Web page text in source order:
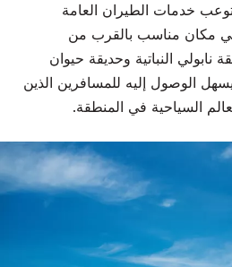
خدمات الطيران العامة
مكان مناسب بالقرب من
نابولي النباتية وحديقة حيوان
الوصول إليه للمسافرين الذين
السياحية في المنطقة.